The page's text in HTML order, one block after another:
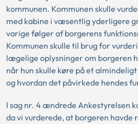
kommunen. Kommunen skulle
med kabine i væsentlig yderligere
varige følger af borgerens
Kommunen skulle til brug for
lægelige oplysninger om borgeren
når hun skulle køre på et
og hvordan det påvirkede hendes
I sag nr. 4 ændrede Ankestyrelsen
da vi vurderede, at borgeren